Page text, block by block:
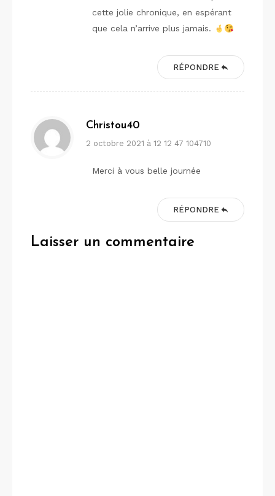
cette jolie chronique, en espérant
que cela n’arrive plus jamais.
RÉPONDRE
Christou40
2 octobre 2021 à 12 12 47 104710
Merci à vous belle journée
RÉPONDRE
Laisser un commentaire